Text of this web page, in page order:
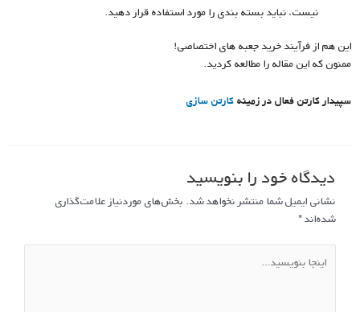
نیست، نباید بسته بندی را مورد استفاده قرار دهید.
این هم از فرآیند خرید جعبه های اختصاصی!
ممنون که این مقاله را مطالعه کردید.
سپیدار کارتن فعال در زمینه کارتن سازی
دیدگاه‌ خود را بنویسید
نشانی ایمیل شما منتشر نخواهد شد. بخش‌های موردنیاز علامت‌گذاری
شده‌اند*
بنویسید…